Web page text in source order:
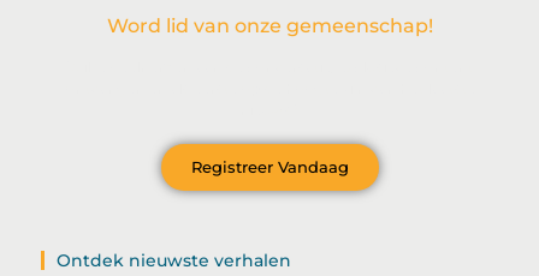
Word lid van onze gemeenschap!
Registreer Vandaag
Ontdek nieuwste verhalen